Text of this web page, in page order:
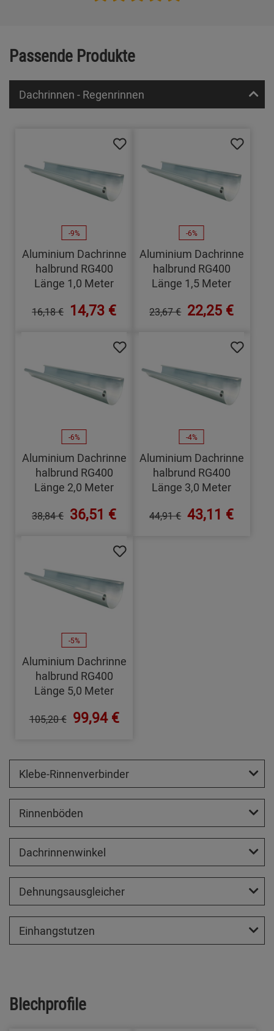
Passende Produkte
Dachrinnen - Regenrinnen
-9%
Aluminium Dachrinne
halbrund RG400
Länge 1,0 Meter
16,18 € 14,73 €
-6%
Aluminium Dachrinne
halbrund RG400
Länge 1,5 Meter
23,67 € 22,25 €
-6%
Aluminium Dachrinne
halbrund RG400
Länge 2,0 Meter
38,84 € 36,51 €
-4%
Aluminium Dachrinne
halbrund RG400
Länge 3,0 Meter
44,91 € 43,11 €
-5%
Aluminium Dachrinne
halbrund RG400
Länge 5,0 Meter
105,20 € 99,94 €
Klebe-Rinnenverbinder
Rinnenböden
Dachrinnenwinkel
Dehnungsausgleicher
Einhangstutzen
Blechprofile